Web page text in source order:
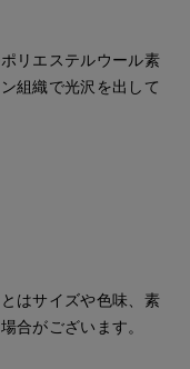
リエステルウール素
組織で光沢を出して
はサイズや色味、素
合がございます。